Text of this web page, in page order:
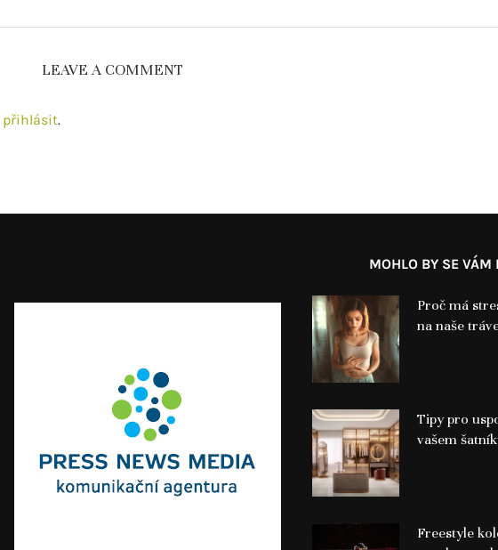
LEAVE A COMMENT
přihlásit.
MOHLO BY SE VÁM
Proč má
na naše
Tipy pro
vašem
Freestyle